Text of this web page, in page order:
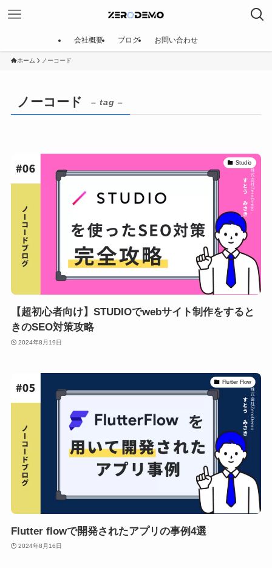
会社概要 ブログ お問い合わせ
ホーム ノーコード
ノーコード – tag –
Studio
【超初心者向け】STUDIOでwebサイト制作をすると
きのSEO対策攻略
2024年8月19日
Flutter Flow
Flutter flowで開発されたアプリの事例4選
2024年8月16日